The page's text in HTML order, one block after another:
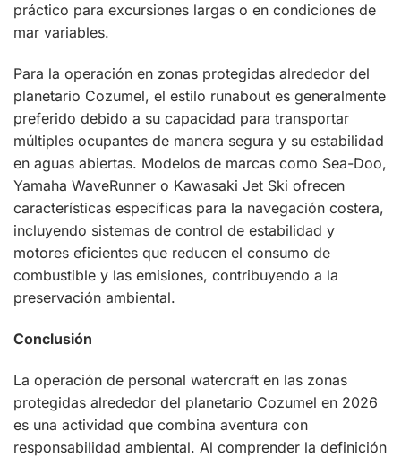
práctico para excursiones largas o en condiciones de
mar variables.
Para la operación en zonas protegidas alrededor del
planetario Cozumel, el estilo runabout es generalmente
preferido debido a su capacidad para transportar
múltiples ocupantes de manera segura y su estabilidad
en aguas abiertas. Modelos de marcas como Sea-Doo,
Yamaha WaveRunner o Kawasaki Jet Ski ofrecen
características específicas para la navegación costera,
incluyendo sistemas de control de estabilidad y
motores eficientes que reducen el consumo de
combustible y las emisiones, contribuyendo a la
preservación ambiental.
Conclusión
La operación de personal watercraft en las zonas
protegidas alrededor del planetario Cozumel en 2026
es una actividad que combina aventura con
responsabilidad ambiental. Al comprender la definición